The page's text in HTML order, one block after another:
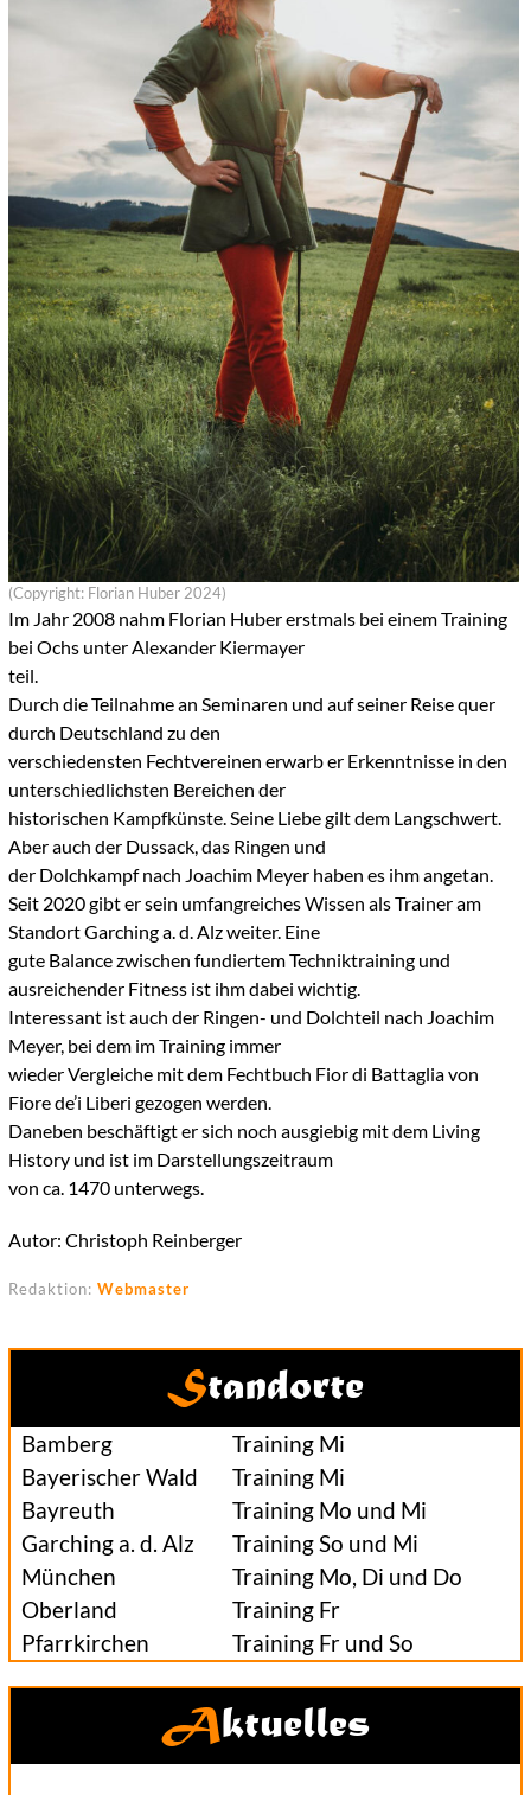
(Copyright: Florian Huber 2024)
Im Jahr 2008 nahm Florian Huber erstmals bei einem Training
bei Ochs unter Alexander Kiermayer
teil.
Durch die Teilnahme an Seminaren und auf seiner Reise quer
durch Deutschland zu den
verschiedensten Fechtvereinen erwarb er Erkenntnisse in den
unterschiedlichsten Bereichen der
historischen Kampfkünste. Seine Liebe gilt dem Langschwert.
Aber auch der Dussack, das Ringen und
der Dolchkampf nach Joachim Meyer haben es ihm angetan.
Seit 2020 gibt er sein umfangreiches Wissen als Trainer am
Standort Garching a. d. Alz weiter. Eine
gute Balance zwischen fundiertem Techniktraining und
ausreichender Fitness ist ihm dabei wichtig.
Interessant ist auch der Ringen- und Dolchteil nach Joachim
Meyer, bei dem im Training immer
wieder Vergleiche mit dem Fechtbuch Fior di Battaglia von
Fiore de’i Liberi gezogen werden.
Daneben beschäftigt er sich noch ausgiebig mit dem Living
History und ist im Darstellungszeitraum
von ca. 1470 unterwegs.
Autor: Christoph Reinberger
Redaktion:Webmaster
Standorte
Bamberg
Training Mi
Bayerischer Wald
Training Mi
Bayreuth
Training Mo und Mi
Garching a. d. Alz
Training So und Mi
München
Training Mo, Di und Do
Oberland
Training Fr
Pfarrkirchen
Training Fr und So
Aktuelles